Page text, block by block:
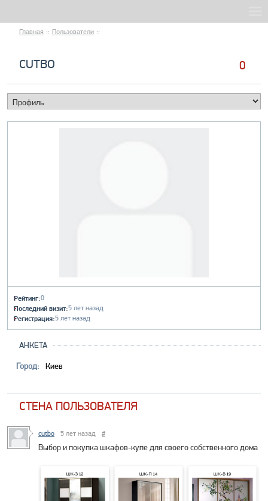
Главная :: Пользователи ::
0
CUTBO
Рейтинг:0
Последний визит:5 лет назад
Регистрация:5 лет назад
АНКЕТА
Город: Киев
СТЕНА ПОЛЬЗОВАТЕЛЯ
cutbo 5 лет назад #
Выбор и покупка шкафов-купе для своего собственного дома